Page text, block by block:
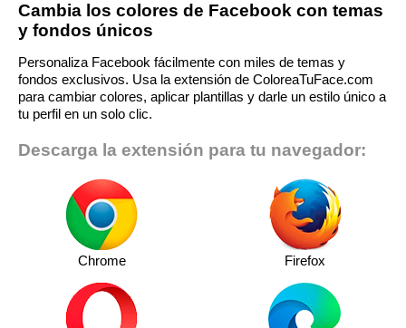
Cambia los colores de Facebook con temas
y fondos únicos
Personaliza Facebook fácilmente con miles de temas y
fondos exclusivos. Usa la extensión de ColoreaTuFace.com
para cambiar colores, aplicar plantillas y darle un estilo único a
tu perfil en un solo clic.
Descarga la extensión para tu navegador:
Chrome Firefox